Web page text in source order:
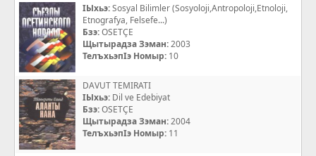
IЫхьэ:Sosyal Bilimler (Sosyoloji,Antropoloji,Etnoloji,
Etnografya, Felsefe...)
Бзэ:OSETÇE
Щытырадза Зэман:2003
ТелъхьэпIэ Номыр: 10
DAVUT TEMIRATI
IЫхьэ: Dil ve Edebiyat
Бзэ:OSETÇE
Щытырадза Зэман:2004
ТелъхьэпIэ Номыр: 11